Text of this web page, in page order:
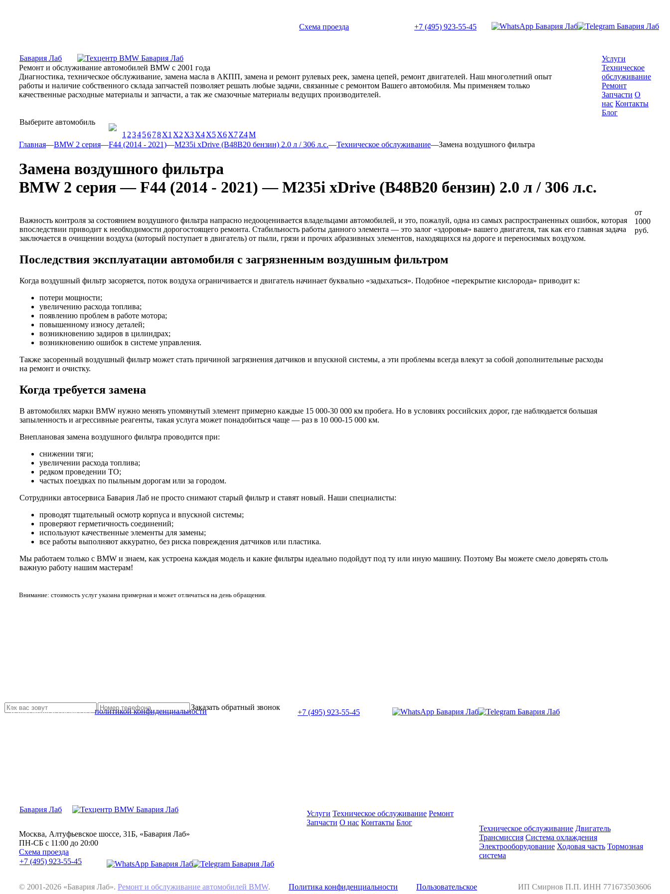
Схема проезда +7 (495) 923-55-45
Бавария Лаб
Ремонт и обслуживание автомобилей BMW с 2001 года
Диагностика, техническое обслуживание, замена масла в АКПП, замена и ремонт рулевых реек, замена цепей, ремонт двигателей. Наш многолетний опыт
работы и наличие собственного склада запчастей позволяет решать любые задачи, связанные с ремонтом Вашего автомобиля. Мы применяем только
качественные расходные материалы и запчасти, а так же смазочные материалы ведущих производителей.
Услуги
Техническое
обслуживание
Ремонт
Запчасти О
нас Контакты
Блог
Выберите автомобиль
1 2345678X1 X2 X3X4X5X6X7Z4М
Главная—BMW 2 серия—F44 (2014 - 2021)—M235i xDrive (B48B20 бензин) 2.0 л / 306 л.с.—Техническое обслуживание—Замена воздушного фильтра
Замена воздушного фильтра
BMW 2 серия — F44 (2014 - 2021) — M235i xDrive (B48B20 бензин) 2.0 л / 306 л.с.
Важность контроля за состоянием воздушного фильтра напрасно недооценивается владельцами автомобилей, и это, пожалуй, одна из самых распространенных ошибок, которая
впоследствии приводит к необходимости дорогостоящего ремонта. Стабильность работы данного элемента — это залог «здоровья» вашего двигателя, так как его главная задача
заключается в очищении воздуха (который поступает в двигатель) от пыли, грязи и прочих абразивных элементов, находящихся на дороге и переносимых воздухом.
Последствия эксплуатации автомобиля с загрязненным воздушным фильтром
Когда воздушный фильтр засоряется, поток воздуха ограничивается и двигатель начинает буквально «задыхаться». Подобное «перекрытие кислорода» приводит к:
потери мощности;
увеличению расхода топлива;
появлению проблем в работе мотора;
повышенному износу деталей;
возникновению задиров в цилиндрах;
возникновению ошибок в системе управления.
Также засоренный воздушный фильтр может стать причиной загрязнения датчиков и впускной системы, а эти проблемы всегда влекут за собой дополнительные расходы
на ремонт и очистку.
Когда требуется замена
В автомобилях марки BMW нужно менять упомянутый элемент примерно каждые 15 000-30 000 км пробега. Но в условиях российских дорог, где наблюдается большая
запыленность и агрессивные реагенты, такая услуга может понадобиться чаще — раз в 10 000-15 000 км.
Внеплановая замена воздушного фильтра проводится при:
снижении тяги;
увеличении расхода топлива;
редком проведении ТО;
частых поездках по пыльным дорогам или за городом.
Сотрудники автосервиса Бавария Лаб не просто снимают старый фильтр и ставят новый. Наши специалисты:
проводят тщательный осмотр корпуса и впускной системы;
проверяют герметичность соединений;
используют качественные элементы для замены;
все работы выполняют аккуратно, без риска повреждения датчиков или пластика.
Мы работаем только с BMW и знаем, как устроена каждая модель и какие фильтры идеально подойдут под ту или иную машину. Поэтому Вы можете смело доверять столь
важную работу нашим мастерам!
от
1000
руб.
Внимание: стоимость услуг указана примерная и может отличаться на день обращения.
Заказать обратный звонок
Я прочитал и согласен сполитикой конфиденциальности
+7 (495) 923-55-45
Бавария Лаб
Москва, Алтуфьевское шоссе, 31Б, «Бавария Лаб»
ПН-СБ с 11:00 до 20:00
Схема проезда
+7 (495) 923-55-45
Услуги Техническое обслуживание Ремонт
Запчасти О нас Контакты Блог
Техническое обслуживание Двигатель
Трансмиссия Система охлаждения
Электрооборудование Ходовая часть Тормозная
система
© 2001-2026 «Бавария Лаб». Ремонт и обслуживание автомобилей BMW. Политика конфиденциальности
Пользовательское
ИП Смирнов П.П. ИНН 771673503606